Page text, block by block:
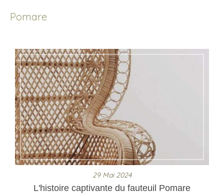
Pomare
29 Mai 2024
L'histoire captivante du fauteuil Pomare